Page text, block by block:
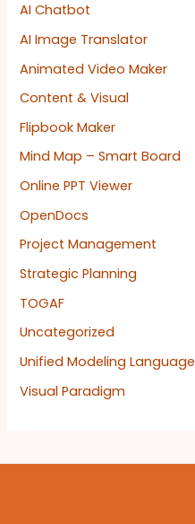
AI Chatbot
AI Image Translator
Animated Video Maker
Content & Visual
Flipbook Maker
Mind Map – Smart Board
Online PPT Viewer
OpenDocs
Project Management
Strategic Planning
TOGAF
Uncategorized
Unified Modeling Language
Visual Paradigm